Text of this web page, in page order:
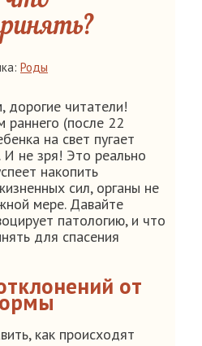
Роды
дорогие читатели!
раннего (после 22
на свет пугает
не зря! Это реально
накопить
сил, органы не
мере. Давайте
патологию, и что
для спасения
от
как происходят